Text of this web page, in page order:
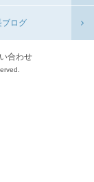
ブログ
合わせ